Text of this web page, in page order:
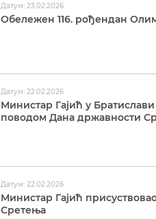
Датум: 23.02.2026
Обележен 116. рођендан
Датум: 22.02.2026
Министар Гајић у
поводом Дана државности
Датум: 22.02.2026
Министар Гајић
Сретења